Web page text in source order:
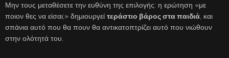
Μην τους μεταθέσετε την ευθύνη της επιλογής: η ερώτηση «με
ποιον θες να είσαι;» δημιουργεί τεράστιο βάρος στα παιδιά , και
σπάνια αυτό που θα πουν θα αντικατοπτρίζει αυτό που νιώθουν
στην ολότητά του.